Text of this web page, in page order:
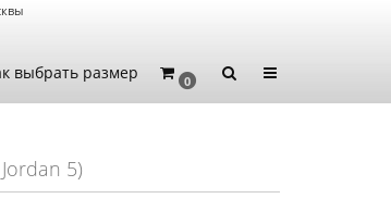
выбрать размер 0
5)